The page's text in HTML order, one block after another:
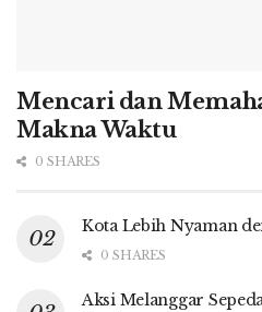
Mencari dan
Makna Waktu
0 SHARES
Kota Lebih Nyaman
0 SHARES
Aksi Melanggar